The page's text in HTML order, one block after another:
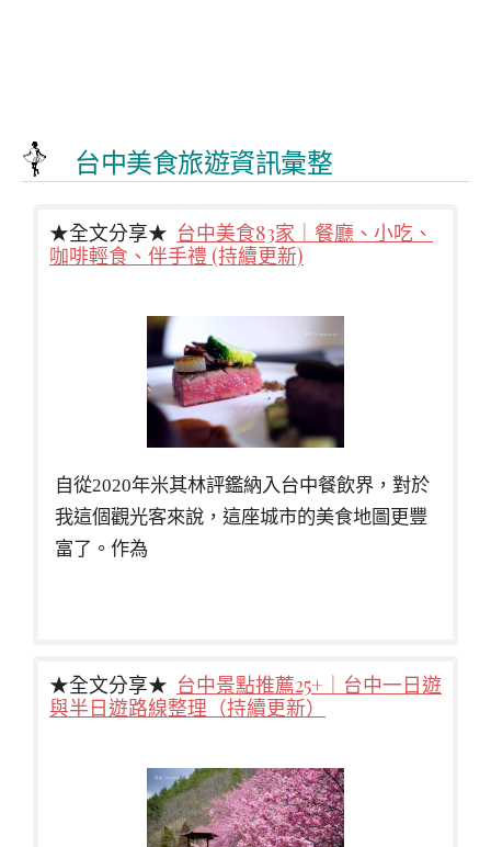
台中美食旅遊資訊彙整
★全文分享★ 台中美食83家｜餐廳、小吃、
咖啡輕食、伴手禮 (持續更新)
自從2020年米其林評鑑納入台中餐飲界，對於
我這個觀光客來說，這座城市的美食地圖更豐
富了。作為
★全文分享★ 台中景點推薦25+｜台中一日遊
與半日遊路線整理（持續更新）